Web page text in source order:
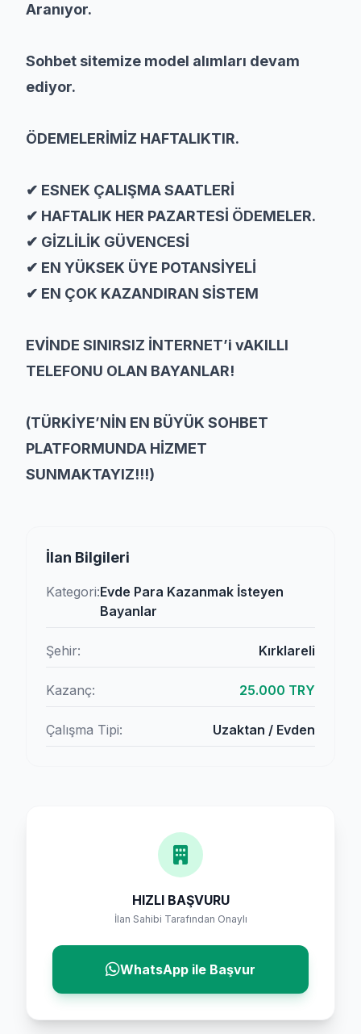
Aranıyor.
Sohbet sitemize model alımları devam
ediyor.
ÖDEMELERİMİZ HAFTALIKTIR.
✔ ESNEK ÇALIŞMA SAATLERİ
✔ HAFTALIK HER PAZARTESİ ÖDEMELER.
✔ GİZLİLİK GÜVENCESİ
✔ EN YÜKSEK ÜYE POTANSİYELİ
✔ EN ÇOK KAZANDIRAN SİSTEM
EVİNDE SINIRSIZ İNTERNET’i vAKILLI
TELEFONU OLAN BAYANLAR!
(TÜRKİYE’NİN EN BÜYÜK SOHBET
PLATFORMUNDA HİZMET
SUNMAKTAYIZ!!!)
İlan Bilgileri
Kategori:Evde Para Kazanmak İsteyen
Bayanlar
Şehir: Kırklareli
Kazanç: 25.000 TRY
Çalışma Tipi: Uzaktan / Evden
HIZLI BAŞVURU
İlan Sahibi Tarafından Onaylı
WhatsApp ile Başvur